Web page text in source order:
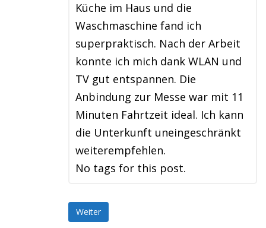
Küche im Haus und die
Waschmaschine fand ich
superpraktisch. Nach der Arbeit
konnte ich mich dank WLAN und
TV gut entspannen. Die
Anbindung zur Messe war mit 11
Minuten Fahrtzeit ideal. Ich kann
die Unterkunft uneingeschränkt
weiterempfehlen.
No tags for this post.
Weiter